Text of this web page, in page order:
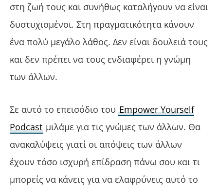
στη ζωή τους και συνήθως καταλήγουν να είναι
δυστυχισμένοι. Στη πραγματικότητα κάνουν
ένα πολύ μεγάλο λάθος. Δεν είναι δουλειά τους
και δεν πρέπει να τους ενδιαφέρει η γνώμη
των άλλων.
Σε αυτό το επεισόδιο του Empower Yourself
Podcast μιλάμε για τις γνώμες των άλλων. Θα
ανακαλύψεις γιατί οι απόψεις των άλλων
έχουν τόσο ισχυρή επίδραση πάνω σου και τι
μπορείς να κάνεις για να ελαφρύνεις αυτό το